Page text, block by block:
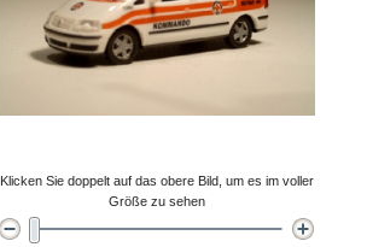
Klicken Sie doppelt auf das obere Bild, um es im voller
Größe zu sehen